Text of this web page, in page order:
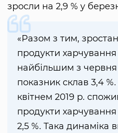
зросли на 2,9 % у
«Разом з тим,
продукти харчування
найбільшим з червня
показник склав 3,4
квітнем 2019 р.
продукти
2,5 %. Така динаміка